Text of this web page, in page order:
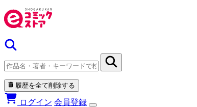
履歴を全て削除する
ログイン 会員登録